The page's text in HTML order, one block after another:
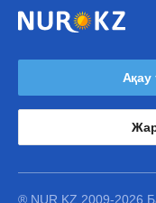
Ақау
® NUR.KZ 2009-2026